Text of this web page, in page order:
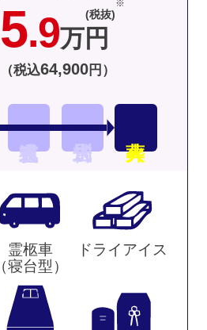
5.9万円
(税抜)
（税込64,900円）
霊柩車
（寝台型）
ドライアイス